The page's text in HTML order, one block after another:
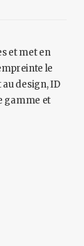
et met en
le
design, ID
gamme et